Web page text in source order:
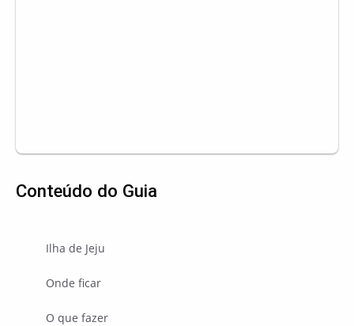
Conteúdo do Guia
Ilha de Jeju
Onde ficar
O que fazer